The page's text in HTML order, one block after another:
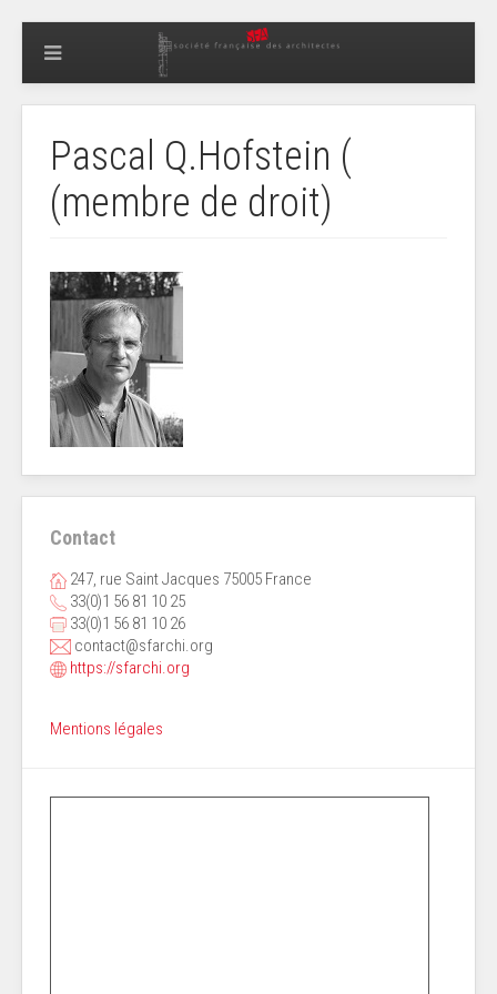
Pascal Q.Hofstein (
(membre de droit)
Contact
247, rue Saint Jacques 75005 France
33(0)1 56 81 10 25
33(0)1 56 81 10 26
contact@sfarchi.org
https://sfarchi.org
Mentions légales